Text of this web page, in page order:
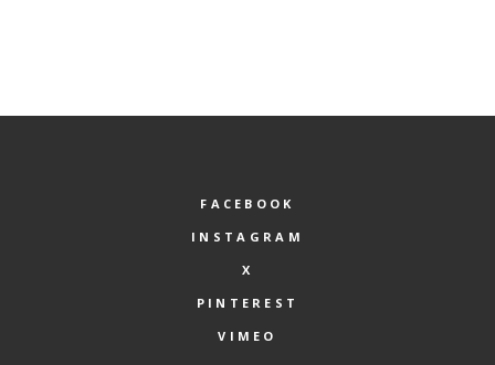
FACEBOOK
INSTAGRAM
X
PINTEREST
VIMEO